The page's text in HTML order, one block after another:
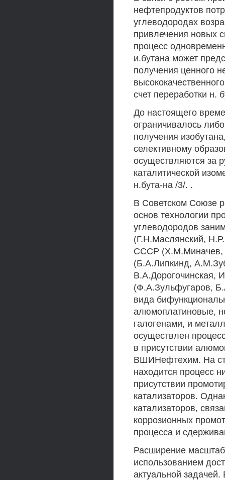
нефтепродуктов
углеводородах
привлечения новых
процесс
и.бутана может
получения ценного
счет переработки н.
До настоящего
ограничивалось
получения
селективному
осуществляются за
каталитической
н.бута-на /3/. .
В Советском Союзе
основ технологии
углеводородов
(Г.Н.Маслянский,
СССР (Х.М.Миначев,
(Б.А.Липкинд,
В.А.Дорогочинская,
(Ф.А.Зульфугаров,
вида
алюмоплатиновые,
галогенами, и
осуществлен
в присутствии
ВШИНефтехим. На
находится процесс
присутствии
катализаторов.
катализаторов,
коррозионных
процесса и
Расширение
использованием
актуальной